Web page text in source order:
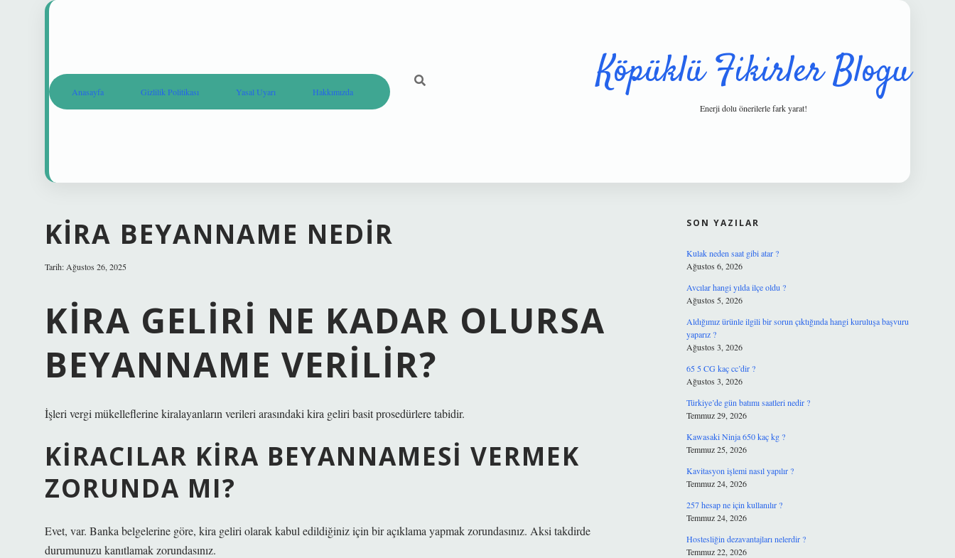
Anasayfa Gizlilik Politikası Yasal Uyarı Hakkımızda Köpüklü Fikirler Blogu
Enerji dolu önerilerle fark yarat!
KIRA BEYANNAME NEDIR
Tarih: Ağustos 26, 2025
KIRA GELIRI NE KADAR OLURSA
BEYANNAME VERILIR?
İşleri vergi mükelleflerine kiralayanların verileri arasındaki kira geliri basit prosedürlere tabidir.
KIRACILAR KIRA BEYANNAMESI VERMEK
ZORUNDA MI?
Evet, var. Banka belgelerine göre, kira geliri olarak kabul edildiğiniz için bir açıklama yapmak zorundasınız. Aksi takdirde
durumunuzu kanıtlamak zorundasınız.
SON YAZILAR
Kulak neden saat gibi atar ?
Ağustos 6, 2026
Avcılar hangi yılda ilçe oldu ?
Ağustos 5, 2026
Aldığımız ürünle ilgili bir sorun çıktığında hangi kuruluşa başvuru
yaparız ?
Ağustos 3, 2026
65 5 CG kaç cc’dir ?
Ağustos 3, 2026
Türkiye’de gün batımı saatleri nedir ?
Temmuz 29, 2026
Kawasaki Ninja 650 kaç kg ?
Temmuz 25, 2026
Kavitasyon işlemi nasıl yapılır ?
Temmuz 24, 2026
257 hesap ne için kullanılır ?
Temmuz 24, 2026
Hostesliğin dezavantajları nelerdir ?
Temmuz 22, 2026